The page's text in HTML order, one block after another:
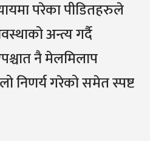
परेका पीडितहरुले
अन्त्य गर्दै
नै मेलमिलाप
निणर्य गरेको समेत स्पष्ट